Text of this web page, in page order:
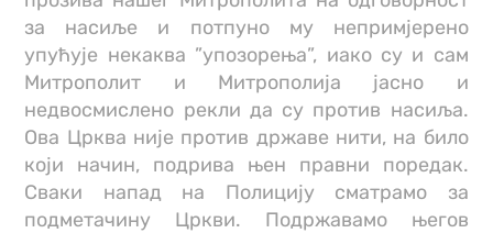
за насиље и потпуно му непримјерено
упућује некаква ”упозорења”, иако су и сам
Митрополит и Митрополија јасно и
недвосмислено рекли да су против насиља.
Ова Црква није против државе нити, на било
који начин, подрива њен правни поредак.
Сваки напад на Полицију сматрамо за
подметачину Цркви. Подржавамо његов